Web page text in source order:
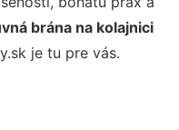
brána na kolajnici
je tu pre vás.